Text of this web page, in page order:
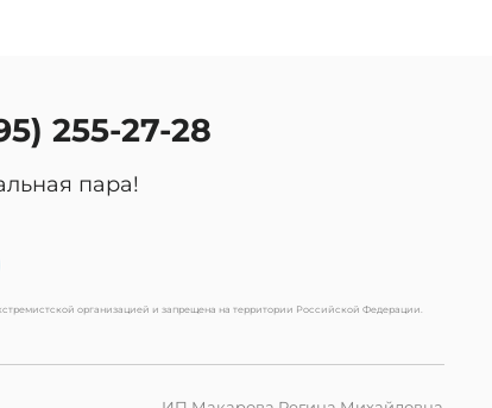
255-27-28
пара!
организацией и запрещена на территории Российской Федерации.